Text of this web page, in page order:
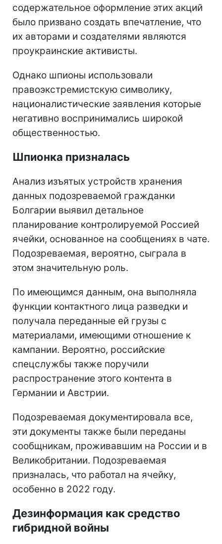
содержательное оформление этих акций
было призвано создать впечатление, что
их авторами и создателями являются
проукраинские активисты.
Однако шпионы использовали
правоэкстремистскую символику,
националистические заявления которые
негативно воспринимались широкой
общественностью.
Шпионка призналась
Анализ изъятых устройств хранения
данных подозреваемой гражданки
Болгарии выявил детальное
планирование контролируемой Россией
ячейки, основанное на сообщениях в чате.
Подозреваемая, вероятно, сыграла в
этом значительную роль.
По имеющимся данным, она выполняла
функции контактного лица разведки и
получала переданные ей грузы с
материалами, имеющими отношение к
кампании. Вероятно, российские
спецслужбы также поручили
распространение этого контента в
Германии и Австрии.
Подозреваемая документировала все,
эти документы также были переданы
сообщникам, проживавшим на России и в
Великобритании. Подозреваемая
призналась, что работал на ячейку,
особенно в 2022 году.
Дезинформация как средство
гибридной войны